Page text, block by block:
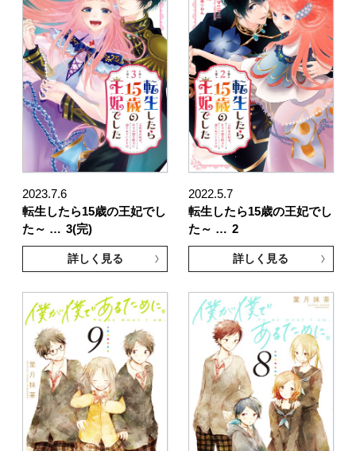
2023.7.6
転生したら15歳の王妃でし
た～ … 3(完)
詳しく見る
2022.5.7
転生したら15歳の王妃でし
た～ … 2
詳しく見る